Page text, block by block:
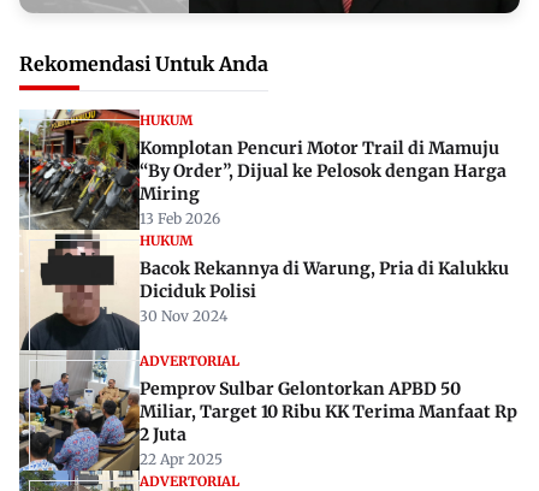
Rekomendasi Untuk Anda
HUKUM
Komplotan Pencuri Motor Trail di Mamuju
“By Order”, Dijual ke Pelosok dengan Harga
Miring
13 Feb 2026
HUKUM
Bacok Rekannya di Warung, Pria di Kalukku
Diciduk Polisi
30 Nov 2024
ADVERTORIAL
Pemprov Sulbar Gelontorkan APBD 50
Miliar, Target 10 Ribu KK Terima Manfaat Rp
2 Juta
22 Apr 2025
ADVERTORIAL